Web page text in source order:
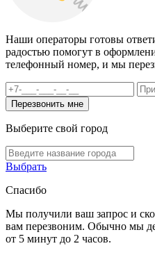
Наши операторы готовы
радостью помогут в
телефонный номер, и мы
Выберите свой город
Выбрать
Спасибо
Мы получили ваш запрос и
вам перезвоним. Обычно мы
от 5 минут до 2 часов.